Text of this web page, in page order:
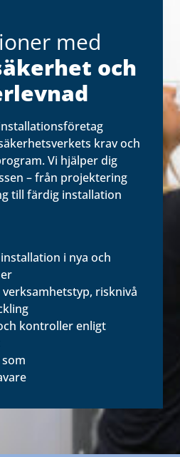
med
och
krav och
Vi hjälper dig
– från projektering
till färdig installation
i nya och
verksamhetstyp, risknivå
kontroller enligt